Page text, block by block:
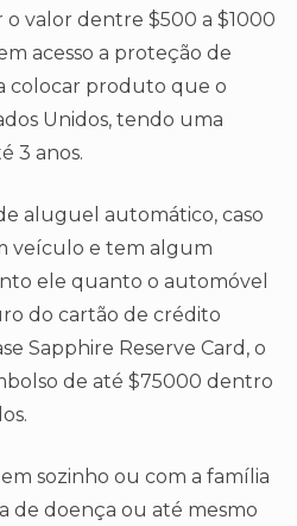
valor dentre $500 a $1000
acesso a proteção de
colocar produto que o
Unidos, tendo uma
3 anos.
aluguel automático, caso
veículo e tem algum
ele quanto o automóvel
do cartão de crédito
Sapphire Reserve Card, o
de até $75000 dentro
sozinho ou com a família
de doença ou até mesmo